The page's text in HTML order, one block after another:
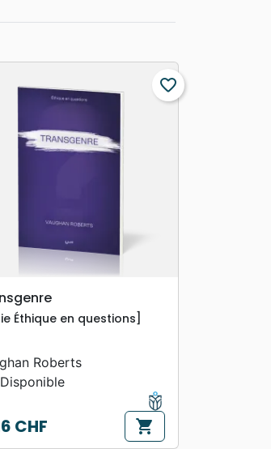
favorite_border
Éthique en questions]
Roberts
Disponible
CHF shopping_cart